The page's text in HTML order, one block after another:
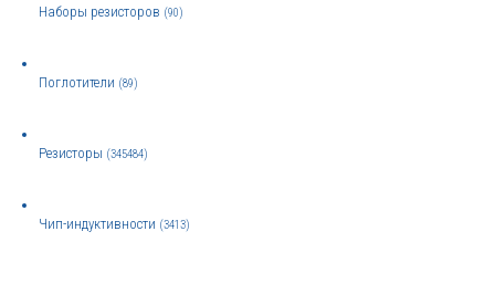
Наборы резисторов (90)
Поглотители (89)
Резисторы (345484)
Чип-индуктивности (3413)